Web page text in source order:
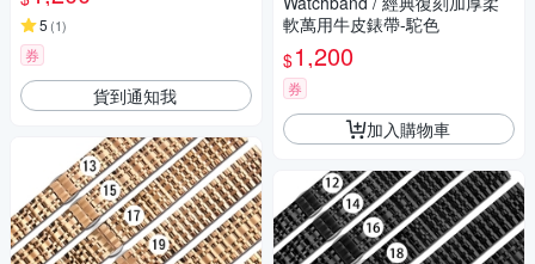
/ 1
5 (1)
券
貨到通知我
軟萬用牛皮錶帶-駝色
$1,200
券
加入購物車